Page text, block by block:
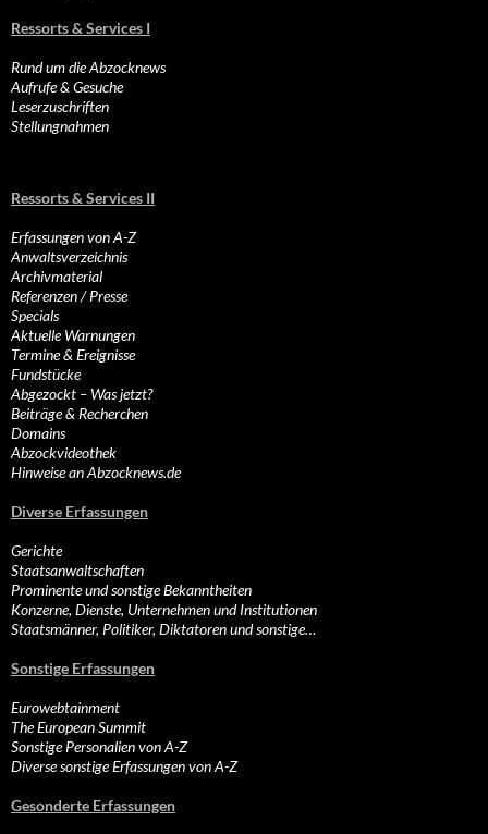
Ressorts & Services I
Rund um die Abzocknews
Aufrufe & Gesuche
Leserzuschriften
Stellungnahmen
Ressorts & Services II
Erfassungen von A-Z
Anwaltsverzeichnis
Archivmaterial
Referenzen / Presse
Specials
Aktuelle Warnungen
Termine & Ereignisse
Fundstücke
Abgezockt – Was jetzt?
Beiträge & Recherchen
Domains
Abzockvideothek
Hinweise an Abzocknews.de
Diverse Erfassungen
Gerichte
Staatsanwaltschaften
Prominente und sonstige Bekanntheiten
Konzerne, Dienste, Unternehmen und Institutionen
Staatsmänner, Politiker, Diktatoren und sonstige…
Sonstige Erfassungen
Eurowebtainment
The European Summit
Sonstige Personalien von A-Z
Diverse sonstige Erfassungen von A-Z
Gesonderte Erfassungen